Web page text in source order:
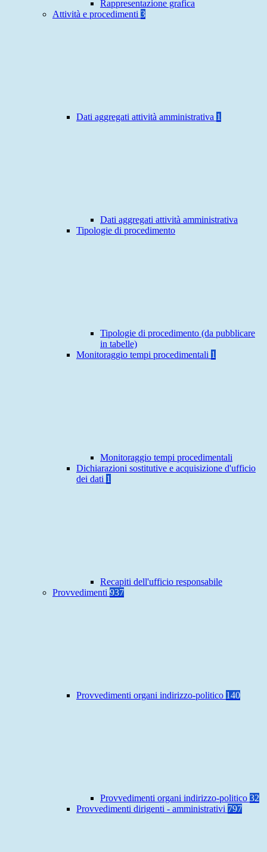
Rappresentazione grafica
Attività e procedimenti 3
Dati aggregati attività amministrativa 1
Dati aggregati attività amministrativa
Tipologie di procedimento
Tipologie di procedimento (da pubblicare
in tabelle)
Monitoraggio tempi procedimentali 1
Monitoraggio tempi procedimentali
Dichiarazioni sostitutive e acquisizione d'ufficio
dei dati 1
Recapiti dell'ufficio responsabile
Provvedimenti 937
Provvedimenti organi indirizzo-politico 140
Provvedimenti organi indirizzo-politico 32
Provvedimenti dirigenti - amministrativi 797